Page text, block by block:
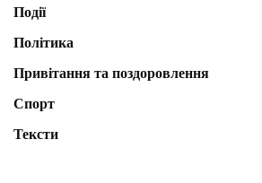
Події
Політика
Привітання та поздоровлення
Спорт
Тексти